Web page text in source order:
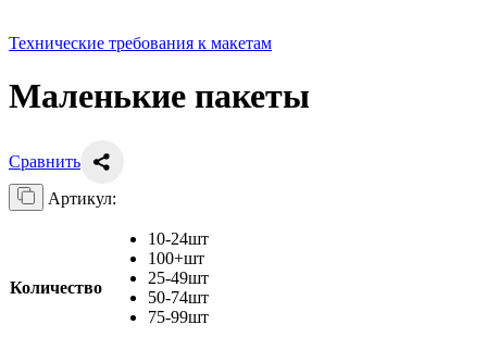
Технические требования к макетам
Маленькие пакеты
Сравнить
Артикул:
Количество
10-24шт
100+шт
25-49шт
50-74шт
75-99шт